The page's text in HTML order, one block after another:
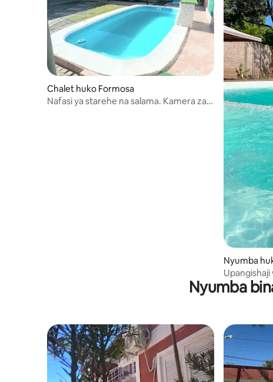
Chalet huko Formosa
Nafasi ya starehe na salama. Kamera za
Nyumba
Peña
Nyumba